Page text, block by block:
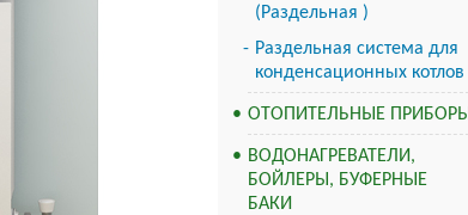
(Раздельная )
Раздельная система для
конденсационных котлов
ОТОПИТЕЛЬНЫЕ ПРИБОРЫ
ВОДОНАГРЕВАТЕЛИ,
БОЙЛЕРЫ, БУФЕРНЫЕ
БАКИ